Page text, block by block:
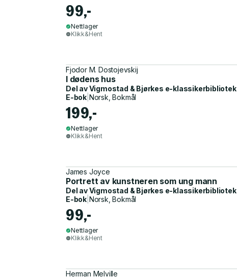
99,-
Nettlager
Klikk&Hent
Fjodor M. Dostojevskij
I dødens hus
Del avVigmostad & Bjørkes e-klassikerbibliotek
E-bok Norsk, Bokmål
199,-
Nettlager
Klikk&Hent
James Joyce
Portrett av kunstneren som ung mann
Del avVigmostad & Bjørkes e-klassikerbibliotek
E-bok Norsk, Bokmål
99,-
Nettlager
Klikk&Hent
Herman Melville